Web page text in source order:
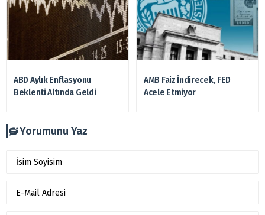
ABD Aylık Enflasyonu
Beklenti Altında Geldi
AMB Faiz İndirecek, FED
Acele Etmiyor
Yorumunu Yaz